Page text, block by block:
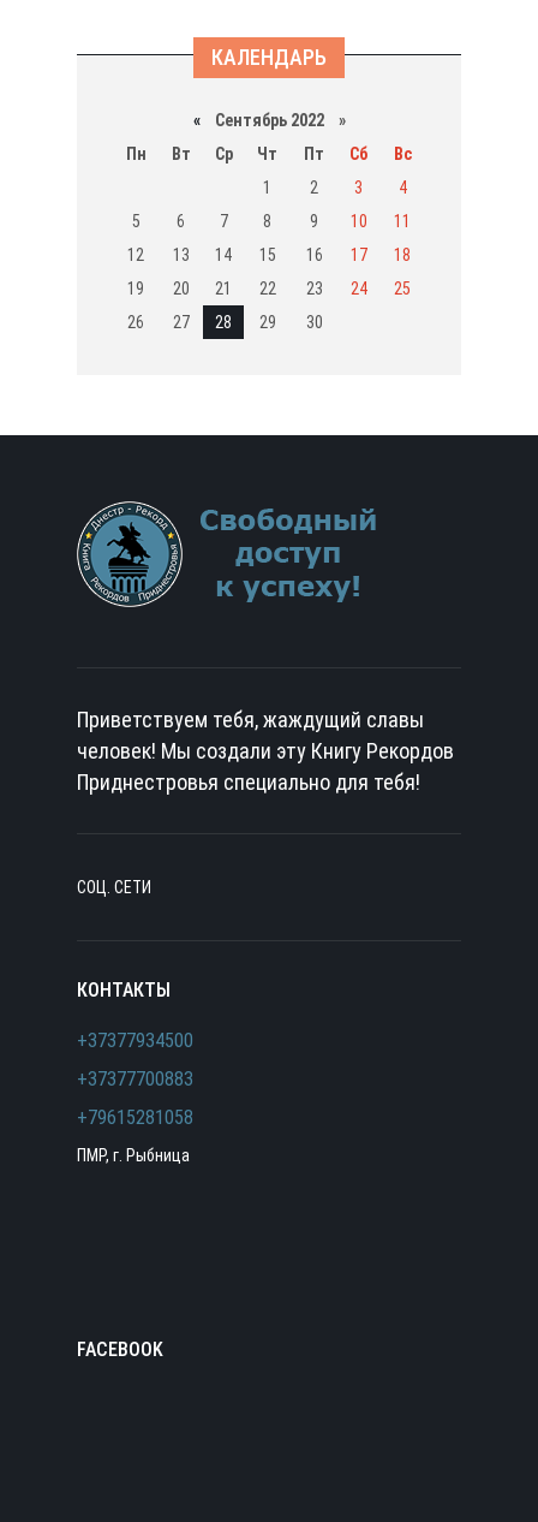
КАЛЕНДАРЬ
«Сентябрь 2022 »
Пн
Вт Ср Чт Пт Сб
Вс
1
2 3
4
5
6 7 8 9 10
11
12
13 14 15 16 17
18
19
20 21 22 23 24
25
26
27 28 29 30
Приветствуем тебя, жаждущий славы
человек! Мы создали эту Книгу Рекордов
Приднестровья специально для тебя!
СОЦ. СЕТИ
КОНТАКТЫ
+37377934500
+37377700883
+79615281058
ПМР, г. Рыбница
FACEBOOK